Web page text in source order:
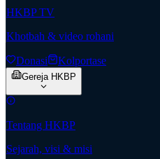
HKBP TV
Khotbah & video rohani
Donasi Kolportase
Gereja HKBP
Tentang HKBP
Sejarah, visi & misi